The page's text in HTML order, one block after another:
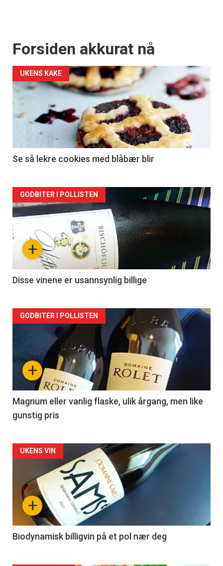
Forsiden akkurat nå
UKENS KAKE
Se så lekre cookies med blåbær blir
Forsiden
akkurat
nå
2
+
GODBITER I POLLISTEN
Disse vinene er usannsynlig billige
Forsiden
akkurat
nå
3
+
GODBITER I POLLISTEN
Magnum eller vanlig flaske, ulik årgang, men like
gunstig pris
Forsiden
akkurat
nå
4
+
UKENS VIN
Biodynamisk billigvin på et pol nær deg